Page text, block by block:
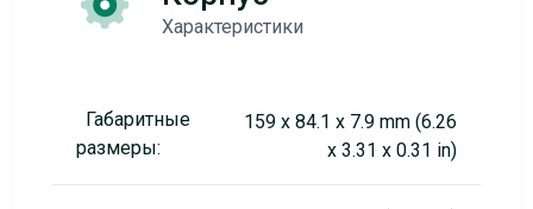
Характеристики
Габаритные
размеры:
159 x 84.1 x 7.9 mm (6.26
x 3.31 x 0.31 in)